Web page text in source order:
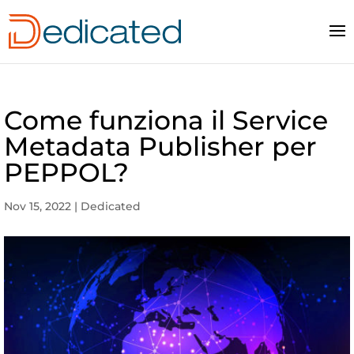
Come funziona il Service
Metadata Publisher per
PEPPOL?
Nov 15, 2022 | Dedicated